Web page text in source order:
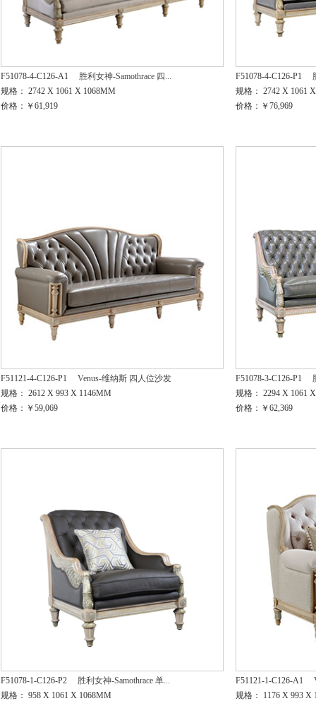
F51078-4-C126-A1
胜利女神-Samothrace 四...
规格： 2742 X 1061 X 1068MM
价格：￥61,919
F51078-4-C126-P1
规格： 2742 X 1061
价格：￥76,969
F51121-4-C126-P1
Venus-维纳斯 四人位沙发
规格： 2612 X 993 X 1146MM
价格：￥59,069
F51078-3-C126-P1
规格： 2294 X 1061
价格：￥62,369
F51078-1-C126-P2
胜利女神-Samothrace 单...
规格： 958 X 1061 X 1068MM
F51121-1-C126-A1
规格： 1176 X 993 X